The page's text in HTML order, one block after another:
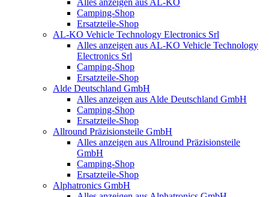
Alles anzeigen aus AL-KO
Camping-Shop
Ersatzteile-Shop
AL-KO Vehicle Technology Electronics Srl
Alles anzeigen aus AL-KO Vehicle Technology
Electronics Srl
Camping-Shop
Ersatzteile-Shop
Alde Deutschland GmbH
Alles anzeigen aus Alde Deutschland GmbH
Camping-Shop
Ersatzteile-Shop
Allround Präzisionsteile GmbH
Alles anzeigen aus Allround Präzisionsteile
GmbH
Camping-Shop
Ersatzteile-Shop
Alphatronics GmbH